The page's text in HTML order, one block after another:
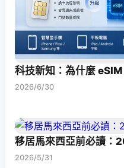
科技新知：為什麼
2026/6/30
移居馬來西亞前必讀：
2026/5/31